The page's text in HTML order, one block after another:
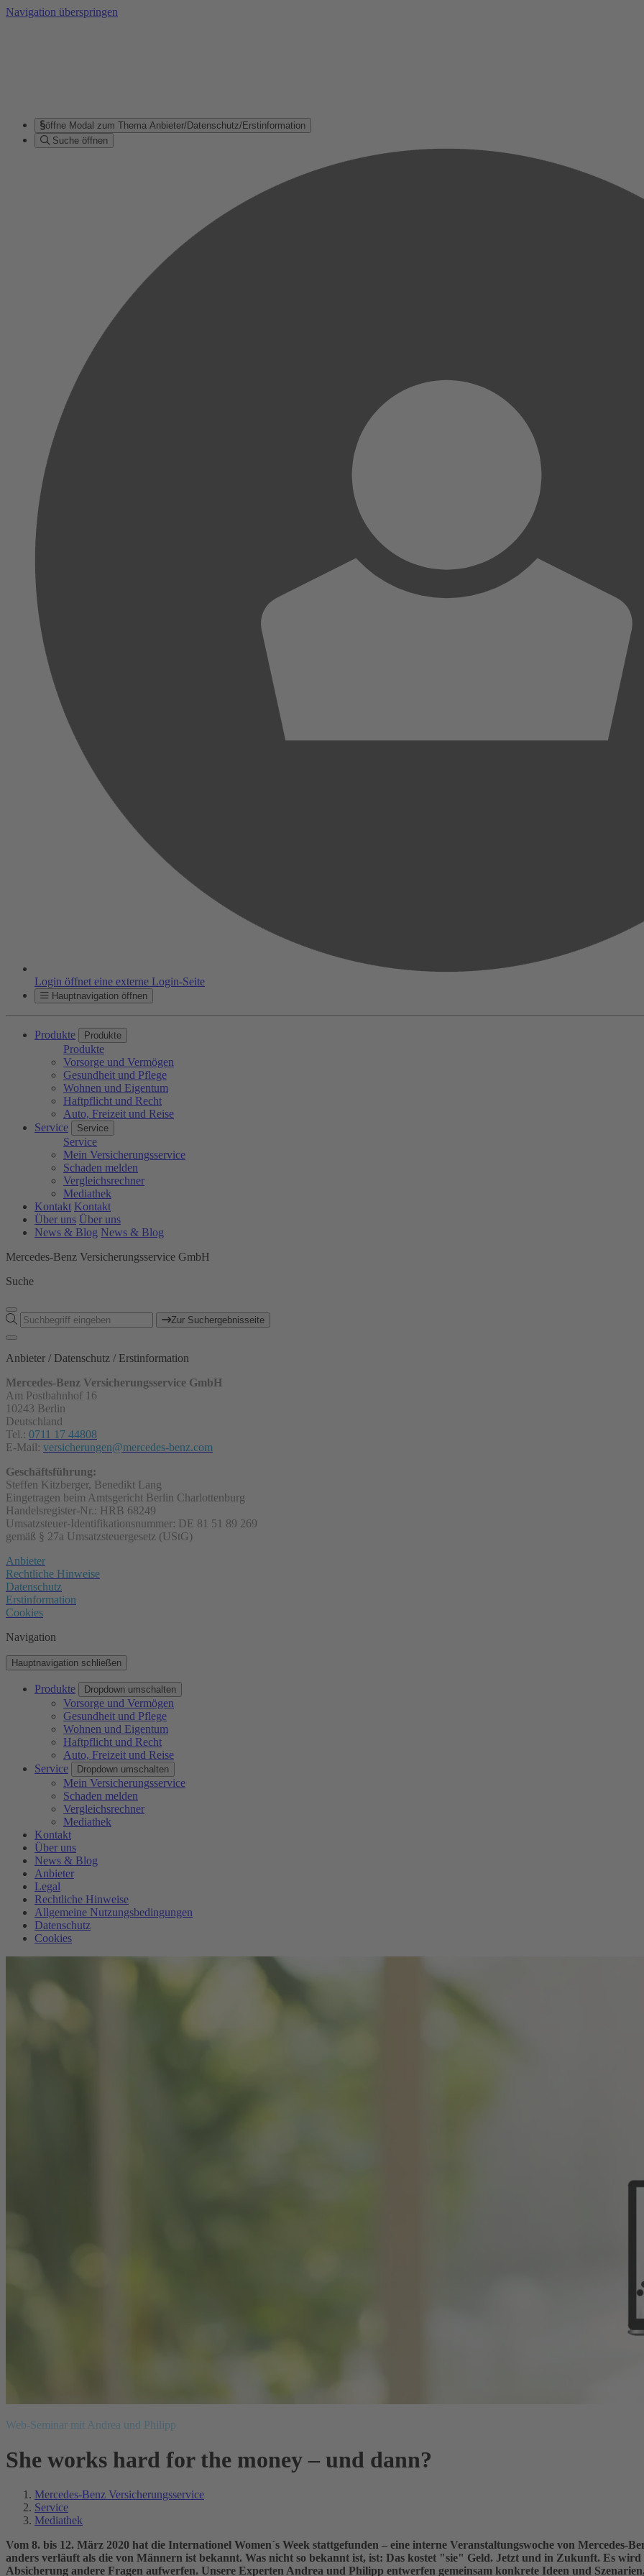
Navigation überspringen
öffne Modal zum Thema Anbieter/Datenschutz/Erstinformation
Suche öffnen
Login öffnet eine externe Login-Seite
Hauptnavigation öffnen
Produkte Produkte
Produkte
Vorsorge und Vermögen
Gesundheit und Pflege
Wohnen und Eigentum
Haftpflicht und Recht
Auto, Freizeit und Reise
Service
Service
Service
Mein Versicherungsservice
Schaden melden
Vergleichsrechner
Mediathek
Kontakt Kontakt
Über uns Über uns
News & Blog News & Blog
Mercedes-Benz Versicherungsservice GmbH
Suche
Zur Suchergebnisseite
Anbieter / Datenschutz / Erstinformation
Mercedes-Benz Versicherungsservice GmbH
Am Postbahnhof 16
10243 Berlin
Deutschland
Tel.: 0711 17 44808
E-Mail: versicherungen@mercedes-benz.com
Geschäftsführung:
Steffen Kitzberger, Benedikt Lang
Eingetragen beim Amtsgericht Berlin Charlottenburg
Handelsregister-Nr.: HRB 68249
Umsatzsteuer-Identifikationsnummer: DE 81 51 89 269
gemäß § 27a Umsatzsteuergesetz (UStG)
Anbieter
Rechtliche Hinweise
Datenschutz
Erstinformation
Cookies
Navigation
Hauptnavigation schließen
Produkte Dropdown umschalten
Vorsorge und Vermögen
Gesundheit und Pflege
Wohnen und Eigentum
Haftpflicht und Recht
Auto, Freizeit und Reise
Service
Dropdown umschalten
Mein Versicherungsservice
Schaden melden
Vergleichsrechner
Mediathek
Kontakt
Über uns
News & Blog
Anbieter
Legal
Rechtliche Hinweise
Allgemeine Nutzungsbedingungen
Datenschutz
Cookies
Web-Seminar mit Andrea und Philipp
She works hard for the money – und dann?
Mercedes-Benz Versicherungsservice
Service
Mediathek
Vom 8. bis 12. März 2020 hat die Internationel Women´s Week stattgefunden – eine interne Veranstaltungswoche von Mercedes-
anders verläuft als die von Männern ist bekannt. Was nicht so bekannt ist, ist: Das kostet "sie" Geld. Jetzt und in Zukunft. Es
Absicherung andere Fragen aufwerfen. Unsere Experten Andrea und Philipp entwerfen gemeinsam konkrete Ideen und